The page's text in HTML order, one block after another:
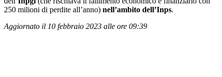
250 milioni di perdite all’anno) nell’ambito dell’Inps.
Aggiornato il 10 febbraio 2023 alle ore 09:39